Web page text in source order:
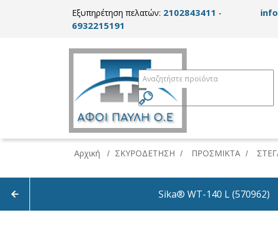
Εξυπηρέτηση πελατών: 2102843411 -
6932215191
Αρχική / ΣΚΥΡΟΔΕΤΗΣΗ / ΠΡΟΣΜΙΚΤΑ /
Sika® WT-140 L (570962)